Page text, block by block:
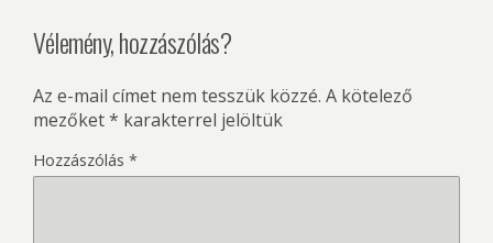
Vélemény, hozzászólás?
Az e-mail címet nem tesszük közzé. A kötelező
mezőket* karakterrel jelöltük
Hozzászólás *